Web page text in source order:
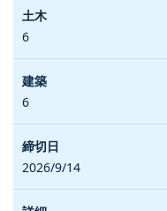
6
6
2026/9/14